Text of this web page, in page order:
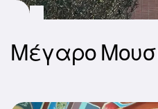
Μέγαρο